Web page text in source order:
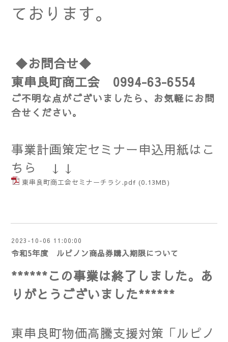
ております。
◆お問合せ◆
東串良町商工会 0994-63-6554
ご不明な点がございましたら、お気軽にお問
合せください。
事業計画策定セミナー申込用紙はこ
ちら ↓↓
東串良町商工会セミナーチラシ.pdf (0.13MB)
2023-10-06 11:00:00
令和5年度 ルピノン商品券購入期限について
******この事業は終了しました。 あ
りがとうございました******
東串良町物価高騰支援対策「ルピノ